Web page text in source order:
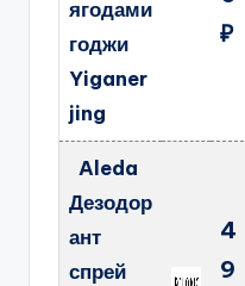
ягодами
годжи
Yiganer
jing
₽
Aleda
Дезодор
ант
спрей
4
9